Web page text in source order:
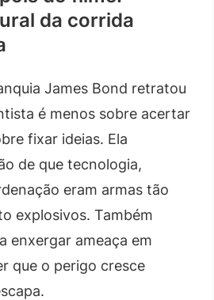
da corrida
James Bond retratou
é menos sobre acertar
fixar ideias. Ela
de que tecnologia,
eram armas tão
explosivos. Também
enxergar ameaça em
que o perigo cresce